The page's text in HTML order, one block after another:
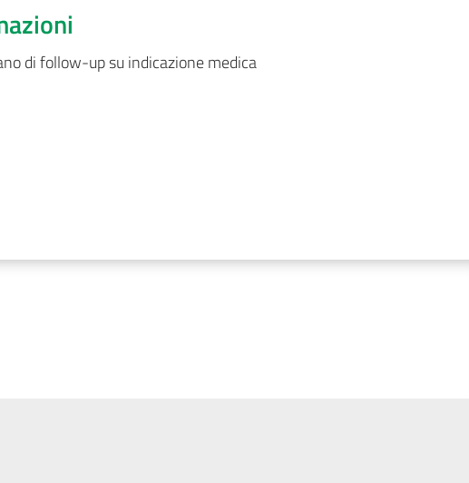
di follow-up su indicazione medica